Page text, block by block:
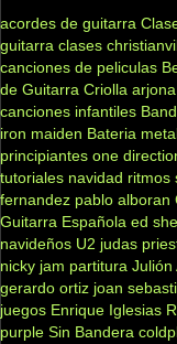
acordes de guitarra
guitarra clases
canciones de peliculas
de Guitarra Criolla arjona
canciones infantiles
iron maiden Bateria
principiantes one
tutoriales navidad ritmos
fernandez pablo alboran
Guitarra Española ed
navideños U2 judas
nicky jam partitura Julión
gerardo ortiz joan
juegos Enrique Iglesias
purple Sin Bandera